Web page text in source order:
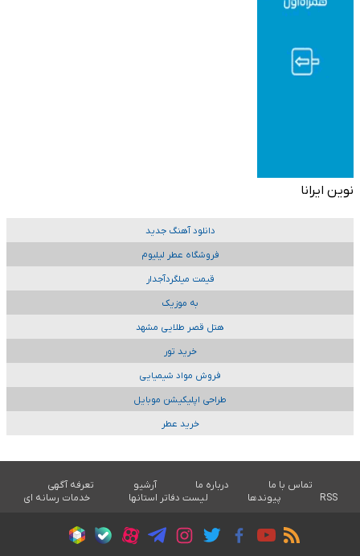
نوین ایرانا
دانلود آهنگ جدید
فروشگاه عطر لیلیوم
قیمت میلگردآجدار
به موزیک
هتل قصر طلایی مشهد
خرید تور
فروش مواد شیمیایی
طراحی اپلیکیشن موبایل
خرید عطر
تماس با ما درباره ما آرشیو
تعرفه آگهی
RSS
پیوندها لیست دفاتر استانها خدمات رسانه ای